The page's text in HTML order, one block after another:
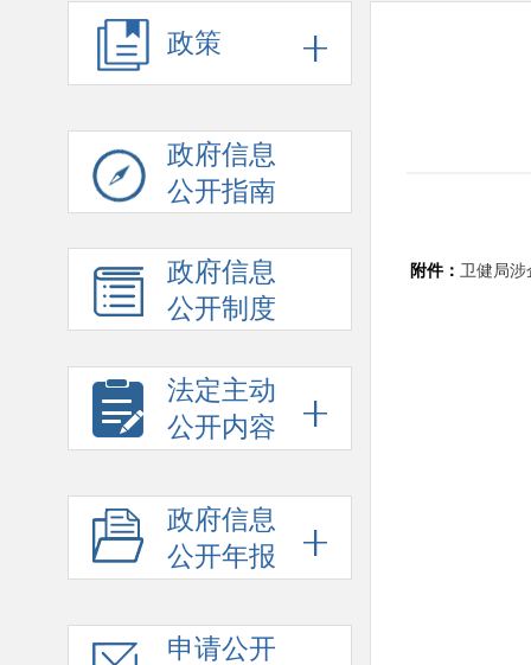
政策
政府信息
公开指南
政府信息
公开制度
法定主动
公开内容
政府信息
公开年报
申请公开
附件： 卫健局涉